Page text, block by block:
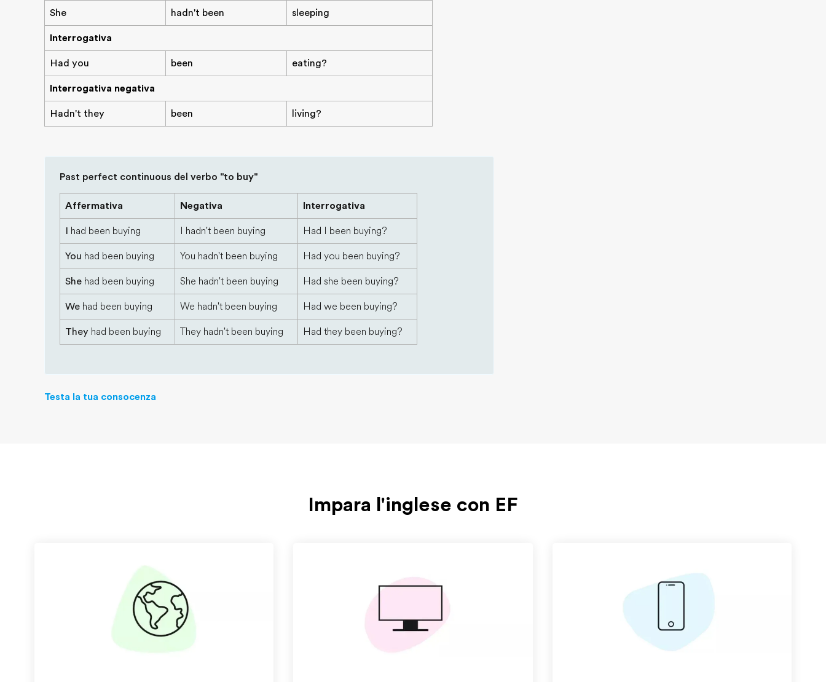
She hadn't been sleeping
Interrogativa
Had you been eating?
Interrogativa negativa
Hadn't they been living?
Past perfect continuous del verbo "to buy"
Affermativa Negativa Interrogativa
I had been buying I hadn't been buying Had I been buying?
You had been buying You hadn't been buying Had you been buying?
She had been buying She hadn't been buying Had she been buying?
We had been buying We hadn't been buying Had we been buying?
They had been buying They hadn't been buying Had they been buying?
Testa la tua consocenza
Impara l'inglese con EF